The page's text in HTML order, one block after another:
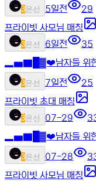
3은선 5일전
29
프라이빗 사모님 매칭
3은선 6일전
35
▂▅▇█▓❤️남자들 위
3은선 7일전
25
프라이빗 초대 매칭
3은선 07-29
▂▅▇█▓❤️남자들 위
3은선 07-28
프라이빗 사모님 매칭